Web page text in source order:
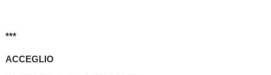
***
ACCEGLIO